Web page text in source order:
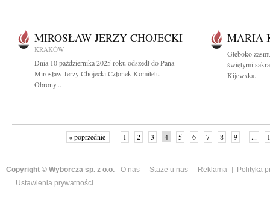
MIROSŁAW JERZY CHOJECKI
KRAKÓW
Dnia 10 października 2025 roku odszedł do Pana
Mirosław Jerzy Chojecki Członek Komitetu
Obrony...
MARIA
Głęboko
świętymi
Kijewska...
« poprzednie 1 2 3 4 5 6 7 8 9 ...
Copyright © Wyborcza sp. z o.o. O nas Staże u nas Reklama
Polityka
Ustawienia prywatności